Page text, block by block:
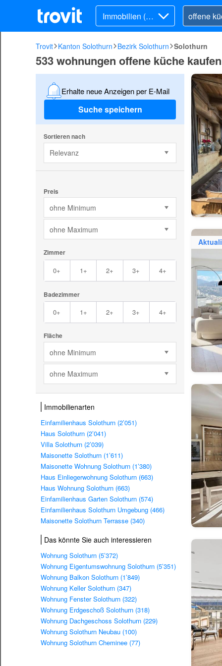
Immobilien (Ka
uf)
Trovit Kanton Solothurn Bezirk Solothurn Solothurn
533 wohnungen offene küche
Erhalte neue Anzeigen per E-Mail
Suche speichern
Sortieren nach
Relevanz
Preis
ohne Minimum
ohne Maximum
Zimmer
0+ 1+ 2+ 3+ 4+
Badezimmer
0+ 1+ 2+ 3+ 4+
Fläche
ohne Minimum
ohne Maximum
Immobilienarten
Einfamilienhaus Solothurn (2’051)
Haus Solothurn (2’041)
Villa Solothurn (2’039)
Maisonette Solothurn (1’611)
Maisonette Wohnung Solothurn (1’380)
Haus Einliegerwohnung Solothurn (663)
Haus Wohnung Solothurn (663)
Einfamilienhaus Garten Solothurn (574)
Einfamilienhaus Solothurn Umgebung (466)
Maisonette Solothurn Terrasse (340)
Das könnte Sie auch interessieren
Wohnung Solothurn (5’372)
Wohnung Eigentumswohnung Solothurn (5’351)
Wohnung Balkon Solothurn (1’849)
Wohnung Keller Solothurn (347)
Wohnung Fenster Solothurn (322)
Wohnung Erdgeschoß Solothurn (318)
Wohnung Dachgeschoss Solothurn (229)
Wohnung Solothurn Neubau (100)
Wohnung Solothurn Cheminee (77)